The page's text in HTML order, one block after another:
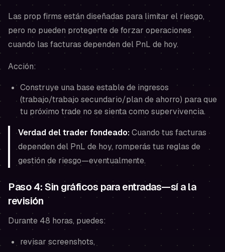
Las prop firms están diseñadas para limitar el riesgo,
pero no pueden protegerte de forzar operaciones
cuando las facturas dependen del PnL de hoy.
Acción:
Construye una base estable de ingresos
(trabajo/trabajo secundario/plan de ahorro) para que
tu próximo trade no se sienta como supervivencia.
Verdad del trader fondeado:Cuando tus facturas
dependen del PnL de hoy, romperás tus reglas de
gestión de riesgo—eventualmente.
Paso 4: Sin gráficos para entradas—sí a la
revisión
Durante 48 horas, puedes:
revisar screenshots,